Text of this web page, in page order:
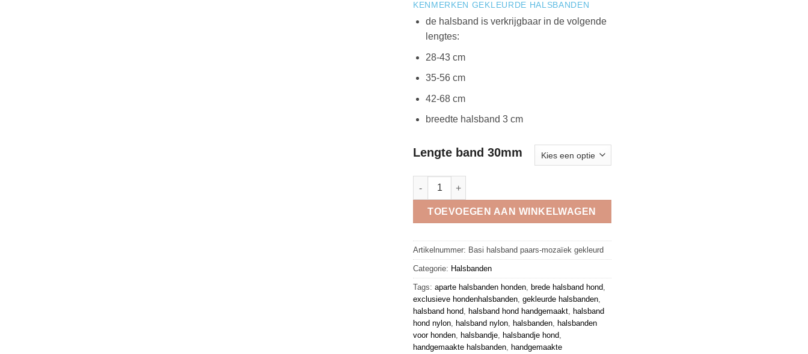
KENMERKEN GEKLEURDE HALSBANDEN
de halsband is verkrijgbaar in de volgende
lengtes:
28-43 cm
35-56 cm
42-68 cm
breedte halsband 3 cm
Lengte band 30mm
Regazi halsband paars-mozaïek gekleurd 3 cm aantal
TOEVOEGEN AAN WINKELWAGEN
Artikelnummer: Basi halsband paars-mozaïek gekleurd
Categorie: Halsbanden
Tags: aparte halsbanden honden, brede halsband hond,
exclusieve hondenhalsbanden, gekleurde halsbanden,
halsband hond, halsband hond handgemaakt, halsband
hond nylon, halsband nylon, halsbanden, halsbanden
voor honden, halsbandje, halsbandje hond,
handgemaakte halsbanden, handgemaakte